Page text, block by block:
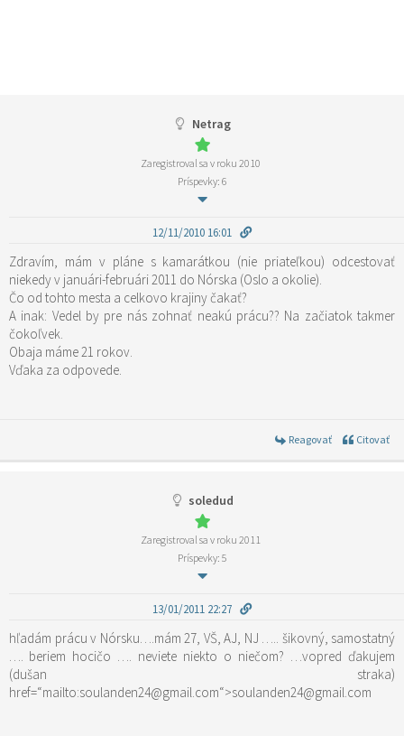
Netrag
Zaregistroval sa v roku 2010
Príspevky: 6
12/11/2010 16:01
Zdravím, mám v pláne s kamarátkou (nie priateľkou) odcestovať
niekedy v januári-februári 2011 do Nórska (Oslo a okolie).
Čo od tohto mesta a celkovo krajiny čakať?
A inak: Vedel by pre nás zohnať neakú prácu?? Na začiatok takmer
čokoľvek.
Obaja máme 21 rokov.
Vďaka za odpovede.
Reagovať Citovať
soledud
Zaregistroval sa v roku 2011
Príspevky: 5
13/01/2011 22:27
hľadám prácu v Nórsku….mám 27, VŠ, AJ, NJ ….. šikovný, samostatný
…. beriem hocičo …. neviete niekto o niečom? …vopred ďakujem
(dušan straka)
href=“mailto:soulanden24@gmail.com“>soulanden24@gmail.com